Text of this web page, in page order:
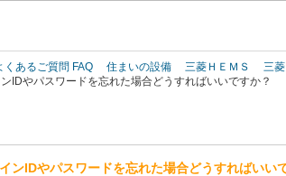
くあるご質問 FAQ 住まいの設備 三菱ＨＥＭＳ
三
IDやパスワードを忘れた場合どうすればいいですか？
ンIDやパスワードを忘れた場合どうすればいい